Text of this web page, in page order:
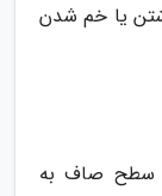
یا خم شدن
سطح صاف به